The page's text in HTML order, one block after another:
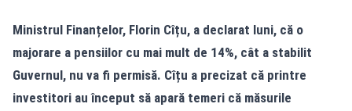
Ministrul Finanțelor, Florin Cîțu, a declarat luni, că o
majorare a pensiilor cu mai mult de 14%, cât a stabilit
Guvernul, nu va fi permisă. Cîțu a precizat că printre
investitori au început să apară temeri că măsurile